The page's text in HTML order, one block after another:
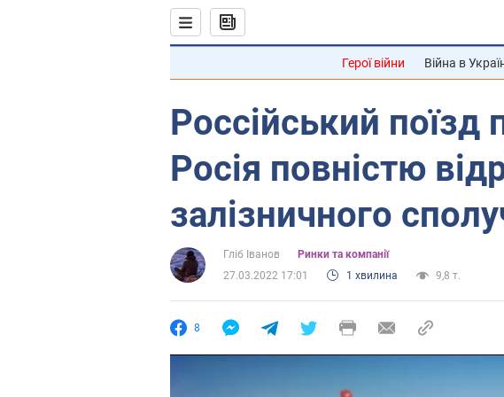
Герої війни Війна в
Россійський поїзд
Росія повністю
залізничного
Гліб Іванов
Ринки та компанії
27.03.2022 17:01
1 хвилина 9,8 т.
8